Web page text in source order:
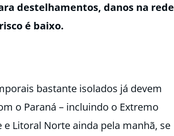
destelhamentos, danos na rede
é baixo.
bastante isolados já devem
o Paraná – incluindo o Extremo
Litoral Norte ainda pela manhã, se